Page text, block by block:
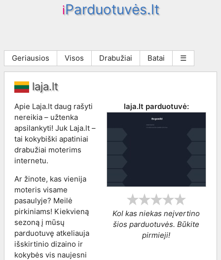
iParduotuvės.lt
Geriausios Visos Drabužiai Batai ☰
laja.lt
laja.lt parduotuvė:
Kol kas niekas neįvertino
šios parduotuvės. Būkite
pirmieji!
Apie Laja.lt daug rašyti
nereikia – užtenka
apsilankyti! Juk Laja.lt –
tai kokybiški apatiniai
drabužiai moterims
internetu.
Ar žinote, kas vienija
moteris visame
pasaulyje? Meilė
pirkiniams! Kiekvieną
sezoną į mūsų
parduotuvę atkeliauja
išskirtinio dizaino ir
kokybės vis naujesni